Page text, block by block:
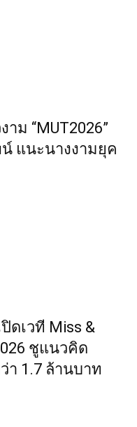
ม “MUT2026”
แนะนางงามยุค
ปิดเวที Miss &
ชูแนวคิด
า 1.7 ล้านบาท